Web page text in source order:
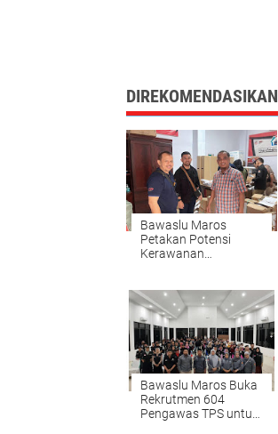
DIREKOMENDASIKAN
Bawaslu Maros
Petakan Potensi
Kerawanan
Pilkada 2024
Bawaslu Maros Buka
Rekrutmen 604
Pengawas TPS untuk